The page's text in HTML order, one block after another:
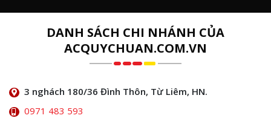
DANH SÁCH CHI NHÁNH CỦA
ACQUYCHUAN.COM.VN
3 nghách 180/36 Đình Thôn, Từ Liêm, HN.
0971 483 593